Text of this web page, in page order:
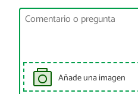
Añade una imagen